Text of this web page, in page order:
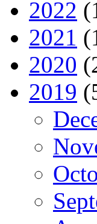
2022
2021
2020
2019